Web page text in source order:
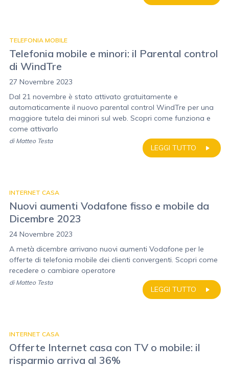
TELEFONIA MOBILE
Telefonia mobile e minori: il Parental control
di WindTre
27 Novembre 2023
Dal 21 novembre è stato attivato gratuitamente e
automaticamente il nuovo parental control WindTre per una
maggiore tutela dei minori sul web. Scopri come funziona e
come attivarlo
LEGGI TUTTO
di Matteo Testa
INTERNET CASA
Nuovi aumenti Vodafone fisso e mobile da
Dicembre 2023
24 Novembre 2023
A metà dicembre arrivano nuovi aumenti Vodafone per le
offerte di telefonia mobile dei clienti convergenti. Scopri come
recedere o cambiare operatore
LEGGI TUTTO
di Matteo Testa
INTERNET CASA
Offerte Internet casa con TV o mobile: il
risparmio arriva al 36%